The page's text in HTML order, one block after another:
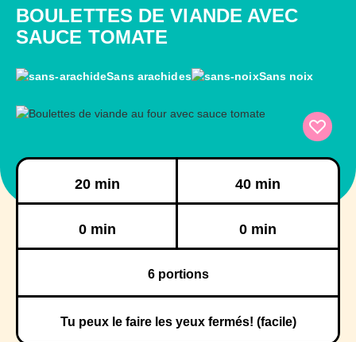
BOULETTES DE VIANDE AVEC
SAUCE TOMATE
Sans arachides Sans noix
20 min 40 min
0 min 0 min
6portions
Tu peux le faire les yeux fermés! (facile)